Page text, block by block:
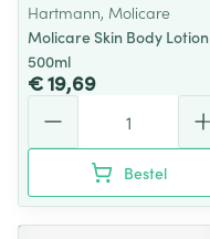
Hartmann, Molicare
Molicare Skin Body Lotion
500ml
€ 19,69
Bestel